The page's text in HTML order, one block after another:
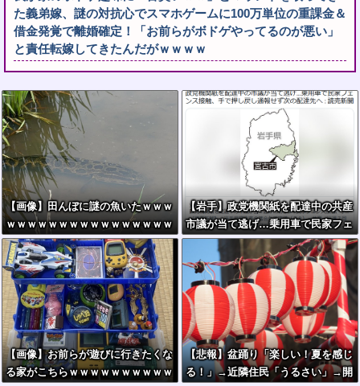
た義弟嫁、謎の対抗心でスマホゲームに100万単位の重課金＆
借金発覚で離婚確定！「お前らがボドゲやってるのが悪い」
と責任転嫁してきたんだがｗｗｗｗ
【画像】田んぼに謎の魚いたｗｗｗ
ｗｗｗｗｗｗｗｗｗｗｗｗｗｗｗｗ
ｗｗｗ
【岩手】政党機関紙を配達中の共産
市議が当て逃げ…乗用車で民家フェ
ンス接触、手で押し戻し通報せず次
の配達先へ 宮古
【画像】お前らが遊びに行きたくな
る家がこちらｗｗｗｗｗｗｗｗｗｗ
【悲報】盆踊り「楽しい！夏を感じ
る！」→近隣住民「うるさい」→開